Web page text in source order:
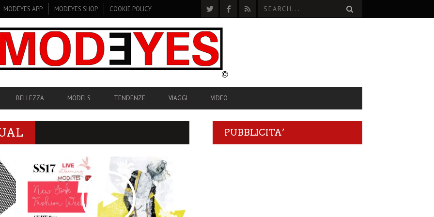
MODEYES APP MODEYES SHOP COOKIE POLICY
BELLEZZA MODELS TENDENZE VIAGGI VIDEO
PUBBLICITA’